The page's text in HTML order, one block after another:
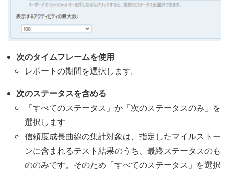
次のタイムフレームを使用
レポートの期間を選択します。
次のステータスを含める
「すべてのステータス」か「次のステータスのみ」を
選択します
信頼度成長曲線の集計対象は、指定したマイルストー
ンに含まれるテスト結果のうち、最終ステータスのも
ののみです。そのため「すべてのステータス」を選択